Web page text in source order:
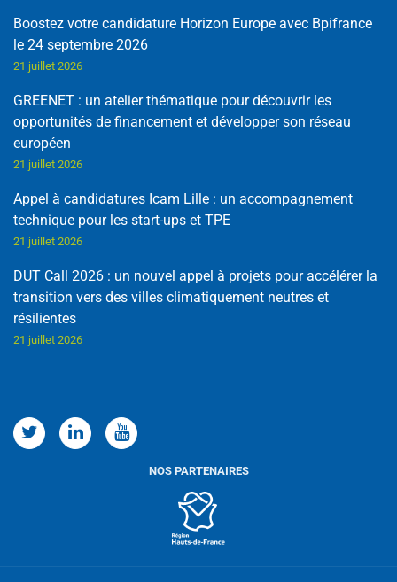
Boostez votre candidature Horizon Europe avec Bpifrance
le 24 septembre 2026
21 juillet 2026
GREENET : un atelier thématique pour découvrir les
opportunités de financement et développer son réseau
européen
21 juillet 2026
Appel à candidatures Icam Lille : un accompagnement
technique pour les start-ups et TPE
21 juillet 2026
DUT Call 2026 : un nouvel appel à projets pour accélérer la
transition vers des villes climatiquement neutres et
résilientes
21 juillet 2026